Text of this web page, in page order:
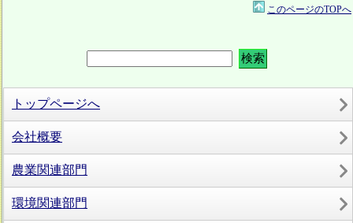
このページのTOPへ
トップページへ
会社概要
農業関連部門
環境関連部門